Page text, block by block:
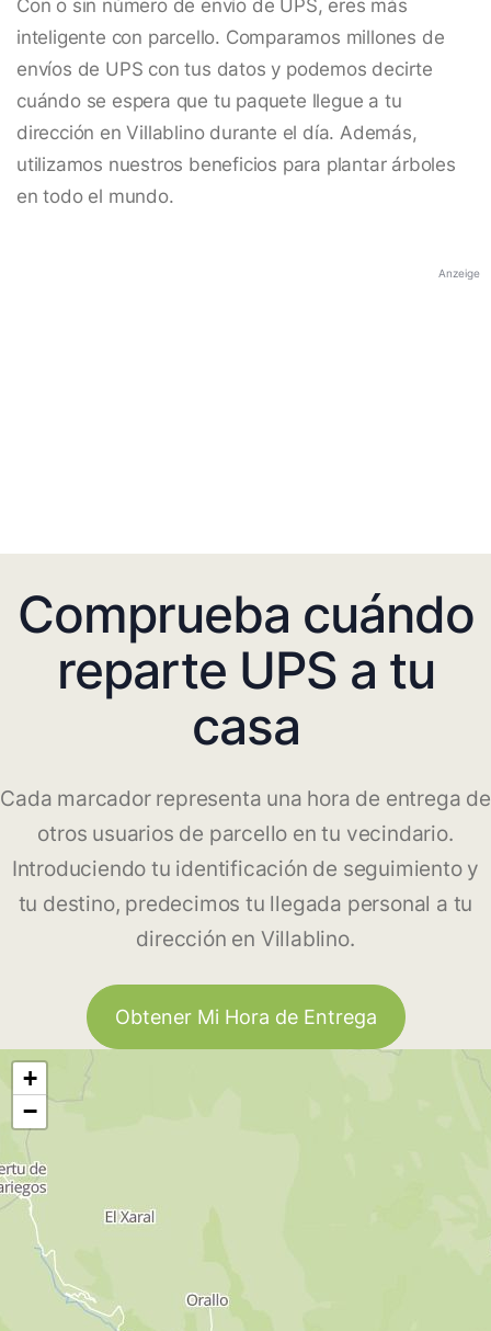
Con o sin número de envío de UPS, eres más
inteligente con parcello. Comparamos millones de
envíos de UPS con tus datos y podemos decirte
cuándo se espera que tu paquete llegue a tu
dirección en Villablino durante el día. Además,
utilizamos nuestros beneficios para plantar árboles
en todo el mundo.
Anzeige
Comprueba cuándo
reparte UPS a tu
casa
Cada marcador representa una hora de entrega de
otros usuarios de parcello en tu vecindario.
Introduciendo tu identificación de seguimiento y
tu destino, predecimos tu llegada personal a tu
dirección en Villablino.
Obtener Mi Hora de Entrega
+
−